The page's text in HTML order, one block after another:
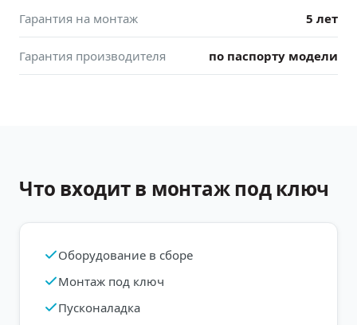
Гарантия на монтаж 5 лет
Гарантия производителя по паспорту модели
Что входит в монтаж под ключ
Оборудование в сборе
Монтаж под ключ
Пусконаладка